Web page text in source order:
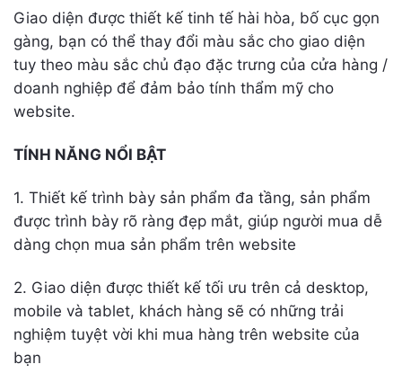
Giao diện được thiết kế tinh tế hài hòa, bố cục gọn
gàng, bạn có thể thay đổi màu sắc cho giao diện
tuy theo màu sắc chủ đạo đặc trưng của cửa hàng /
doanh nghiệp để đảm bảo tính thẩm mỹ cho
website.
TÍNH NĂNG NỔI BẬT
1. Thiết kế trình bày sản phẩm đa tầng, sản phẩm
được trình bày rõ ràng đẹp mắt, giúp người mua dễ
dàng chọn mua sản phẩm trên website
2. Giao diện được thiết kế tối ưu trên cả desktop,
mobile và tablet, khách hàng sẽ có những trải
nghiệm tuyệt vời khi mua hàng trên website của
bạn